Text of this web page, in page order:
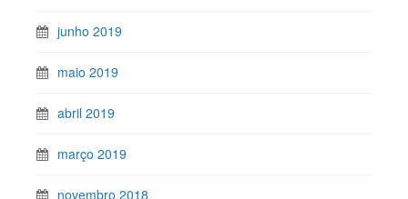
junho 2019
maio 2019
abril 2019
março 2019
novembro 2018